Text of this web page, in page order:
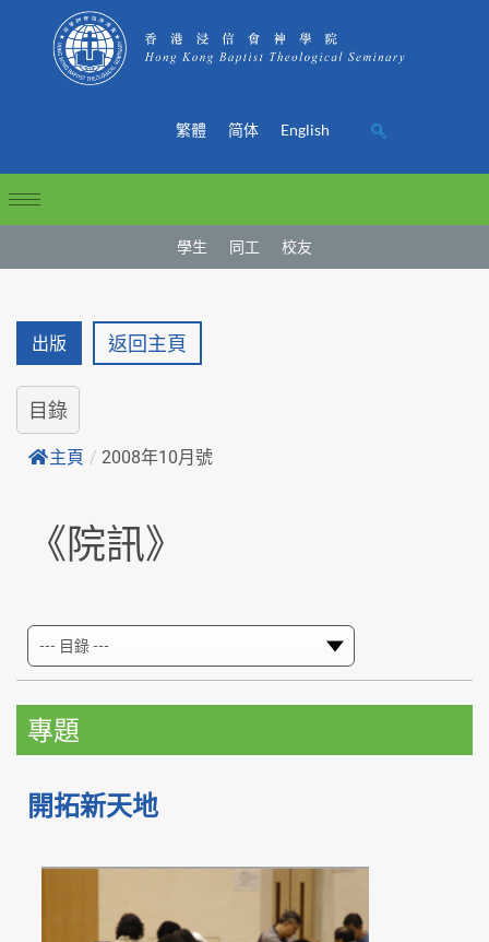
繁體 简体 English
學生 同工 校友
出版 返回主頁
目錄
主頁 / 2008年10月號
《院訊》
專題
開拓新天地